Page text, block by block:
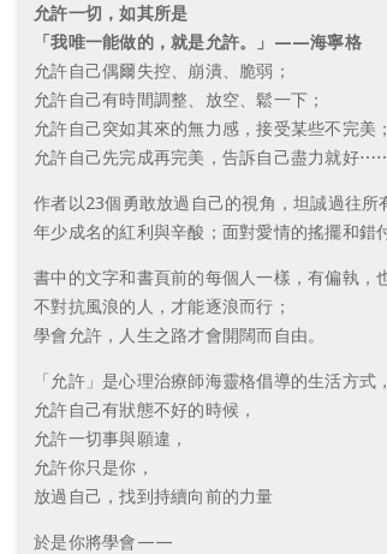
允許一切，如其所是
「我唯一能做的，就是允許。」——海寧格
允許自己偶爾失控、崩潰、脆弱；
允許自己有時間調整、放空、鬆一下；
允許自己突如其來的無力感，接受某些不完美；
允許自己先完成再完美，告訴自己盡力就好
作者以23個勇敢放過自己的視角，坦誠過往
年少成名的紅利與辛酸；面對愛情的搖擺和
書中的文字和書頁前的每個人一樣，有偏執
不對抗風浪的人，才能逐浪而行；
學會允許，人生之路才會開闊而自由。
「允許」是心理治療師海靈格倡導的生活方
允許自己有狀態不好的時候，
允許一切事與願違，
允許你只是你，
放過自己，找到持續向前的力量
於是你將學會——